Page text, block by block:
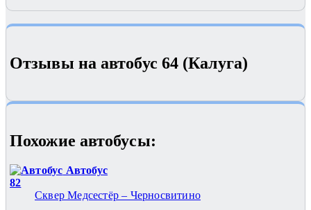
Отзывы на автобус 64 (Калуга)
Похожие автобуcы:
Автобус
82
Сквер Медсестёр – Черносвитино